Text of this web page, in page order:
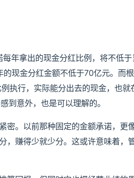
年拿出的现金分红比例，将不低
现金分红金额不低于70亿元。而
执行，实际能分出去的现金，也
到意外，也是可以理解的。
密。以前那种固定的金额承诺，更
，赚得少就少分。这或许意味着，